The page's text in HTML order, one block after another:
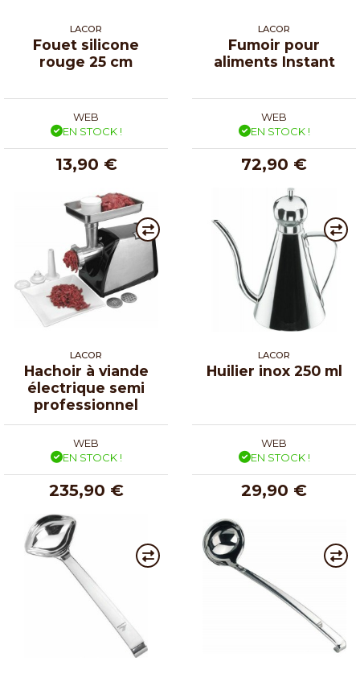
LACOR
Fouet silicone
rouge 25 cm
WEB
EN STOCK !
13,90 €
LACOR
Fumoir pour
aliments Instant
WEB
EN STOCK !
72,90 €
LACOR
Hachoir à viande
électrique semi
professionnel
WEB
EN STOCK !
235,90 €
LACOR
Huilier inox 250 ml
WEB
EN STOCK !
29,90 €